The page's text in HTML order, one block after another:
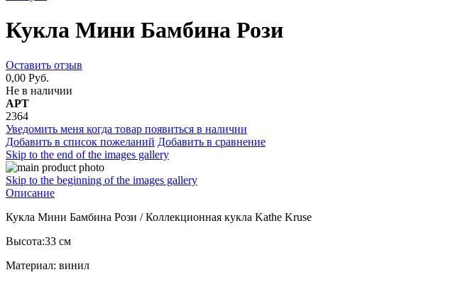
Кукла Мини Бамбина Рози
Оставить отзыв
0,00 Руб.
Не в наличии
АРТ
2364
Уведомить меня когда товар появиться в наличии
Добавить в список пожеланий Добавить в сравнение
Skip to the end of the images gallery
Skip to the beginning of the images gallery
Описание
Кукла Мини Бамбина Рози / Коллекционная кукла Kathe Kruse
Высота:33 см
Материал: винил